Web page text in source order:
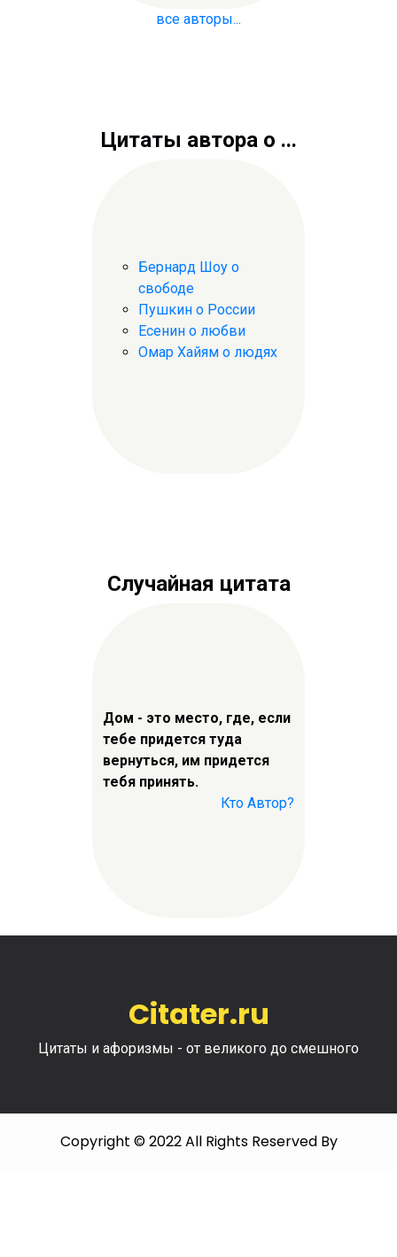
все авторы...
Цитаты автора о ...
Бернард Шоу о
свободе
Пушкин о России
Есенин о любви
Омар Хайям о людях
Случайная цитата
Дом - это место, где, если
тебе придется туда
вернуться, им придется
тебя принять.
Кто Автор?
Citater.ru
Цитаты и афоризмы - от великого до смешного
Copyright © 2022 All Rights Reserved By